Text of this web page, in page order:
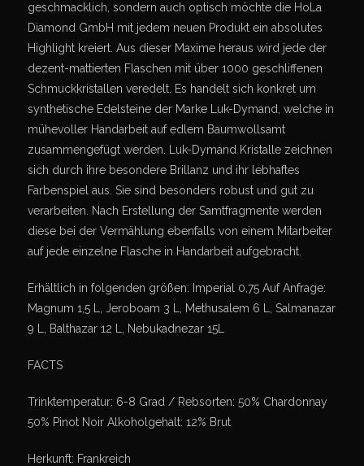
geschmacklich, sondern auch optisch möchte die HoLa
Diamond GmbH mit jedem neuen Produkt ein absolutes
Highlight kreiert. Aus dieser Maxime heraus wird jede der
dezent-mattierten Flaschen mit über 1000 geschliffenen
Schmuckkristallen veredelt. Es handelt sich konkret um
synthetische Edelsteine der Marke Luk-Dymand, welche in
mühevoller Handarbeit auf edlem Baumwollsamt
zusammengefügt werden. Luk-Dymand Kristalle zeichnen
sich durch ihre besondere Brillanz und ihr lebhaftes
Farbenspiel aus. Sie sind besonders robust und gut zu
verarbeiten. Nach Erstellung der Samtfragmente werden
diese bei der Vermählung ebenfalls von einem Mitarbeiter
auf jede einzelne Flasche in Handarbeit aufgebracht.
Erhältlich in folgenden größen: Imperial 0,75 Auf Anfrage:
Magnum 1,5 L, Jeroboam 3 L, Methusalem 6 L, Salmanazar
9 L, Balthazar 12 L, Nebukadnezar 15L
FACTS
Trinktemperatur: 6-8 Grad / Rebsorten: 50% Chardonnay
50% Pinot Noir Alkoholgehalt: 12% Brut
Herkunft: Frankreich